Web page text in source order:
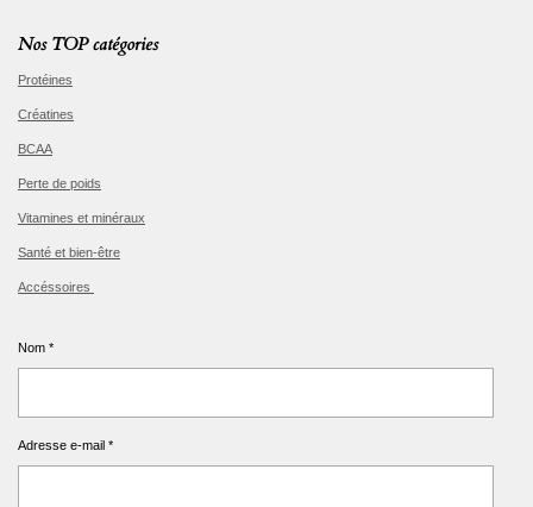
Nos TOP catégories
Protéines
Créatines
BCAA
Perte de poids
Vitamines et minéraux
Santé et bien-être
Accéssoires
Nom *
Adresse e-mail *